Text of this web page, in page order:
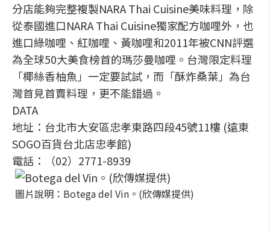
分店能夠完整複製NARA Thai Cuisine美味料理，除
從泰國進口NARA Thai Cuisine獨家配方咖哩外，也
進口綠咖哩、紅咖哩、黃咖哩和2011年被CNN評選
為全球50大美食榜首的瑪莎曼咖哩。台灣限定料理
「椰絲香柚魚」一定要試試，而「酥炸桑葉」為台
灣首見首賣料理，更不能錯過。
DATA
地址：台北市大安區忠孝東路四段45號11樓 (遠東
SOGO百貨台北店忠孝館)
電話：（02）2771-8939
圖片說明：Botega del Vin。(欣傳媒提供)